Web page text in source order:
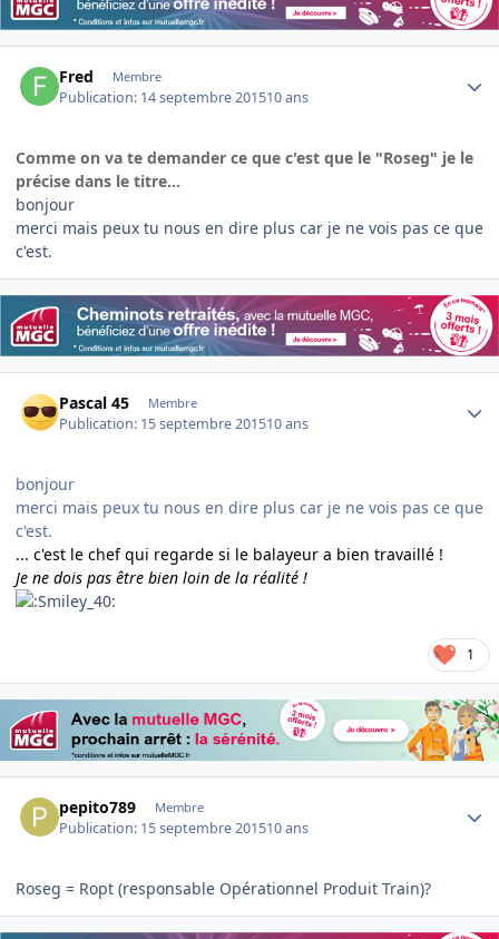
Fred Membre
Publication: 14 septembre 201510 ans
Comme on va te demander ce que c'est que le "Roseg" je le
précise dans le titre...
bonjour
merci mais peux tu nous en dire plus car je ne vois pas ce que
c'est.
Pascal 45 Membre
Publication: 15 septembre 201510 ans
bonjour
merci mais peux tu nous en dire plus car je ne vois pas ce que
c'est.
... c'est le chef qui regarde si le balayeur a bien travaillé !
Je ne dois pas être bien loin de la réalité !
1
pepito789 Membre
Publication: 15 septembre 201510 ans
Roseg = Ropt (responsable Opérationnel Produit Train)?